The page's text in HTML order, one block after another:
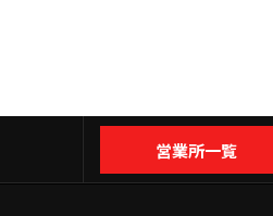
営業所一覧